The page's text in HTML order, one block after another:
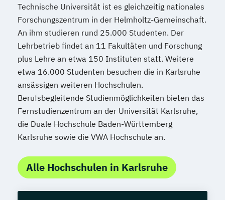
Technische Universität ist es gleichzeitig nationales
Forschungszentrum in der Helmholtz-Gemeinschaft.
An ihm studieren rund 25.000 Studenten. Der
Lehrbetrieb findet an 11 Fakultäten und Forschung
plus Lehre an etwa 150 Instituten statt. Weitere
etwa 16.000 Studenten besuchen die in Karlsruhe
ansässigen weiteren Hochschulen.
Berufsbegleitende Studienmöglichkeiten bieten das
Fernstudienzentrum an der Universität Karlsruhe,
die Duale Hochschule Baden-Württemberg
Karlsruhe sowie die VWA Hochschule an.
Alle Hochschulen in Karlsruhe